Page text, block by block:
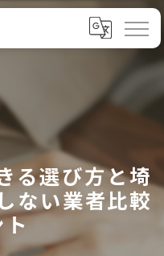
る選び方と埼
ない業者比較
ト